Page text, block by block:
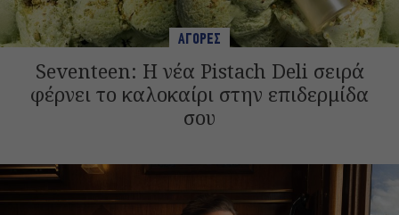
ΑΓΟΡΕΣ
Seventeen: Η νέα Pistach Deli σειρά
φέρνει το καλοκαίρι στην επιδερμίδα
σου